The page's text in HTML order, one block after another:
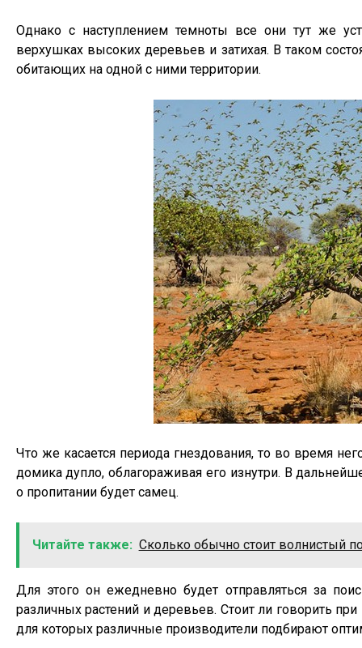
Однако с наступлением темноты все они тут же
верхушках высоких деревьев и затихая. В таком
обитающих на одной с ними территории.
Что же касается периода гнездования, то во время
домика дупло, облагораживая его изнутри. В
о пропитании будет самец.
Читайте также: Сколько обычно стоит волнистый
Для этого он ежедневно будет отправляться за
различных растений и деревьев. Стоит ли говорить
для которых различные производители подбирают